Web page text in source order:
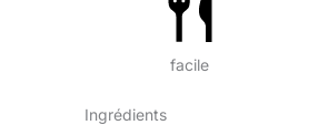
facile
Ingrédients